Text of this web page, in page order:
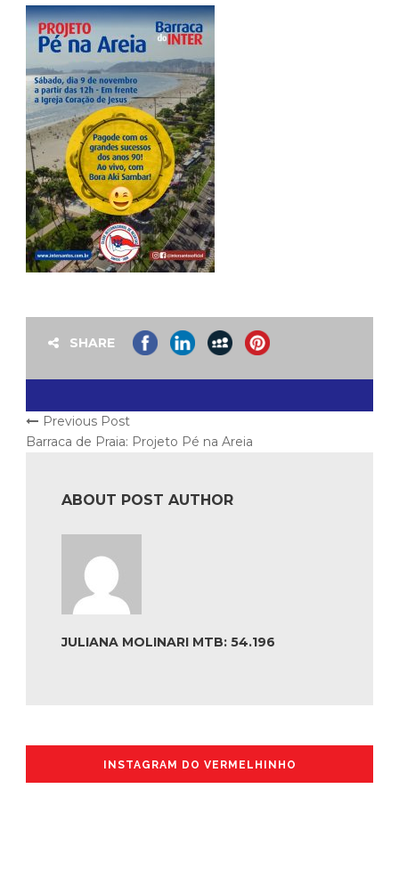
SHARE
Previous Post
Barraca de Praia: Projeto Pé na Areia
ABOUT POST AUTHOR
JULIANA MOLINARI MTB: 54.196
INSTAGRAM DO VERMELHINHO